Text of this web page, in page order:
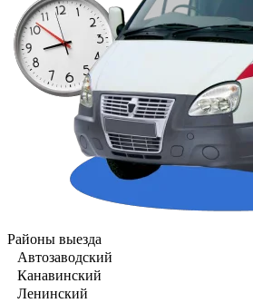
Районы выезда
Автозаводский
Канавинский
Ленинский